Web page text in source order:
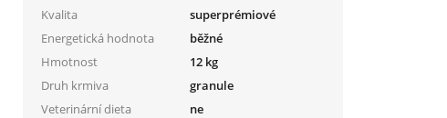
Kvalita
superprémiové
Energetická hodnota
běžné
Hmotnost
12 kg
Druh krmiva
granule
Veterinární dieta
ne